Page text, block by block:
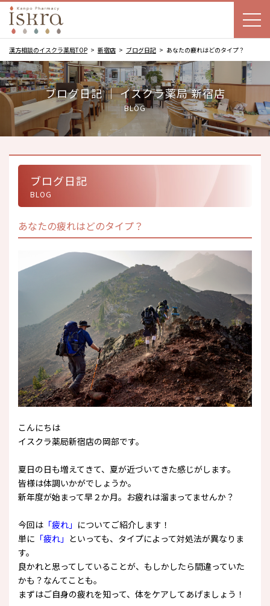
漢方相談のイスクラ薬局TOP 新宿店 ブログ日記 あなたの疲れはどのタイプ？
ブログ日記 ｜ イスクラ薬局 新宿店
BLOG
ブログ日記
BLOG
あなたの疲れはどのタイプ？
こんにちは
イスクラ薬局新宿店の岡部です。
夏日の日も増えてきて、夏が近づいてきた感じがします。
皆様は体調いかがでしょうか。
新年度が始まって早２か月。お疲れは溜まってませんか？
今回は 「疲れ」 についてご紹介します！
単に 「疲れ」 といっても、タイプによって対処法が異なりま
す。
良かれと思ってしていることが、もしかしたら間違っていた
かも？なんてことも。
まずはご自身の疲れを知って、体をケアしてあげましょう！